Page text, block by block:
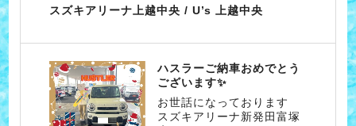
スズキアリーナ上越中央 / U’s 上越中央
ハスラーご納車おめでとう
ございます✨
お世話になっております
スズキアリーナ新発田富塚